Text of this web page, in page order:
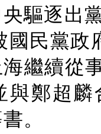
驅逐出
國民黨
繼續從
與鄭超
。